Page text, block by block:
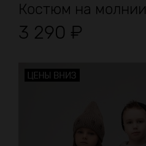
Костюм на молнии
3 290 ₽